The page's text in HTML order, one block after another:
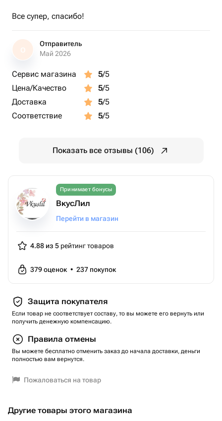
Все супер, спасибо!
О
Отправитель
Май 2026
Сервис магазина 5/5
Цена/Качество
5/5
Доставка
5/5
Соответствие
5/5
Показать все отзывы (106)
Принимает бонусы
ВкусЛил
Перейти в магазин
4.88 из 5 рейтинг товаров
379оценок • 237 покупок
Защита покупателя
Если товар не соответствует составу, то вы можете его вернуть или
получить денежную компенсацию.
Правила отмены
Вы можете бесплатно отменить заказ до начала доставки, деньги
полностью вам вернутся.
Пожаловаться на товар
Другие товары этого магазина